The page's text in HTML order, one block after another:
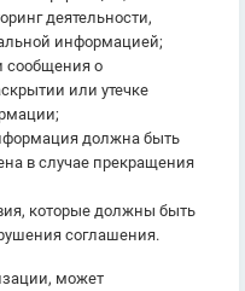
деятельности,
информацией;
сообщения о
или утечке
должна быть
в случае прекращения
которые должны быть
соглашения.
может